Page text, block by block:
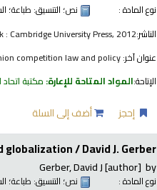
نوع المادة :
نص؛ التنسيق: طباعة؛
الناشر:: Cambridge University Press, 2012
عنوان آخر:competition law and policy.
الإتاحة:المواد المتاحة للإعارة: مكتبة اتحاد
إحجز أضف إلى السلة
globalization /David J. Gerber.
by
Gerber, David J[author]
نوع المادة : نص؛ التنسيق: طباعة؛